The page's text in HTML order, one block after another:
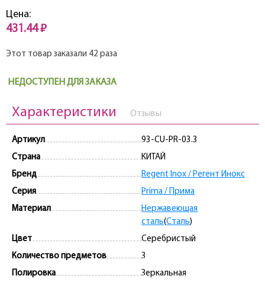
Цена:
431.44 ₽
Этот товар заказали 42 раза
НЕДОСТУПЕН ДЛЯ ЗАКАЗА
Характеристики Отзывы
Артикул
93-CU-PR-03.3
Страна
КИТАЙ
Бренд
Regent Inox / Регент Инокс
Серия
Prima / Прима
Материал
Нержавеющая
сталь(Сталь)
Цвет
Серебристый
Количество предметов
3
Полировка
Зеркальная